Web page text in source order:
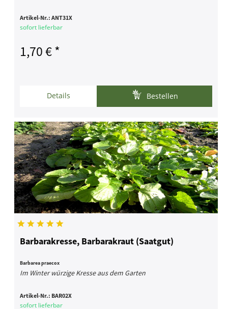
Artikel-Nr.:ANT31X
sofort lieferbar
1,70 € *
Details Bestellen
Barbarakresse, Barbarakraut (Saatgut)
Barbarea praecox
Im Winter würzige Kresse aus dem Garten
Artikel-Nr.: BAR02X
sofort lieferbar